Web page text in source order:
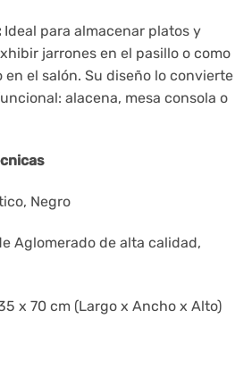
Ideal para almacenar platos y
jarrones en el pasillo o como
el salón. Su diseño lo convierte
alacena, mesa consola o
Negro
Aglomerado de alta calidad,
x 70 cm (Largo x Ancho x Alto)